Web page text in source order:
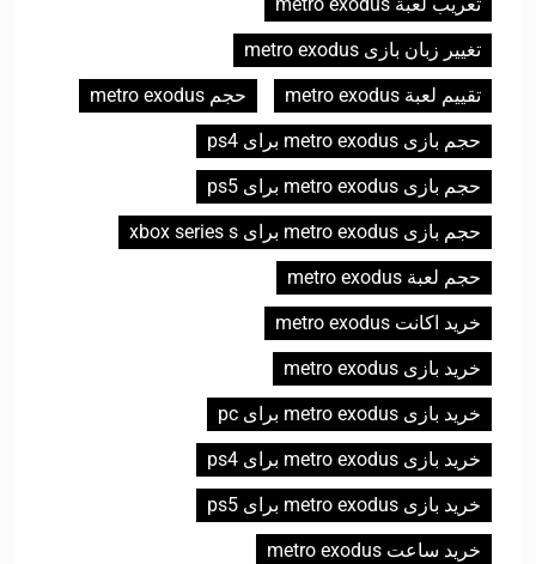
تعريب لعبة metro exodus
تغییر زبان بازی metro exodus
تقييم لعبة metro exodus
حجم metro exodus
حجم بازی metro exodus برای ps4
حجم بازی metro exodus برای ps5
حجم بازی metro exodus برای xbox series s
حجم لعبة metro exodus
خرید اکانت metro exodus
خرید بازی metro exodus
خرید بازی metro exodus برای pc
خرید بازی metro exodus برای ps4
خرید بازی metro exodus برای ps5
خرید ساعت metro exodus